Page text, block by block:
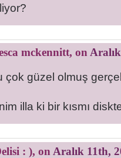
mckennitt, on
çok güzel olmuş
illa ki bir kısmı
: ), on Aralık 11th,